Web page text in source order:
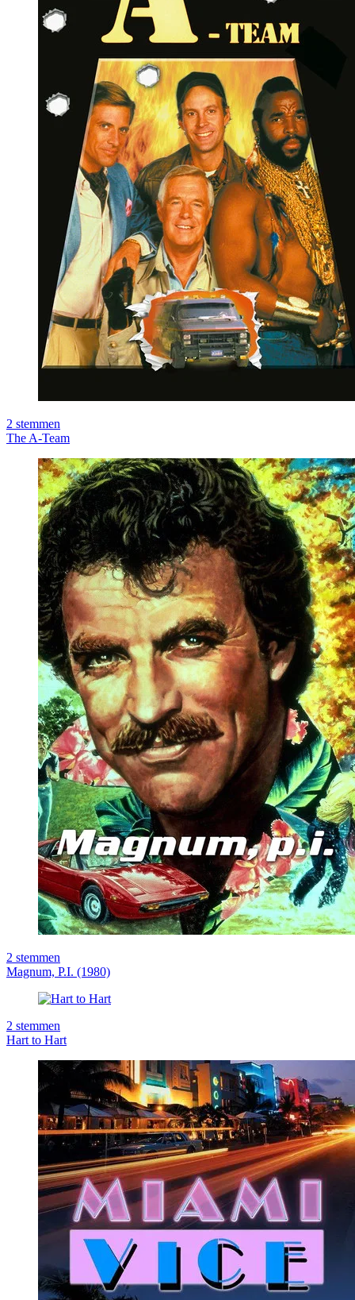
2 stemmen
The A-Team
2 stemmen
Magnum, P.I. (1980)
2 stemmen
Hart to Hart